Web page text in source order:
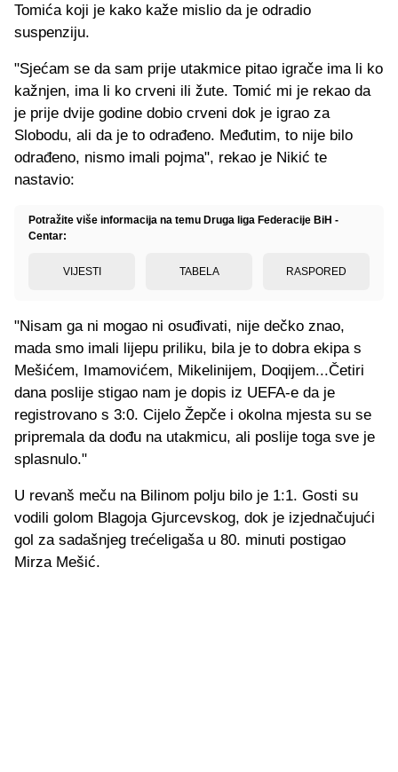
Tomića koji je kako kaže mislio da je odradio
suspenziju.
"Sjećam se da sam prije utakmice pitao igrače ima li ko
kažnjen, ima li ko crveni ili žute. Tomić mi je rekao da
je prije dvije godine dobio crveni dok je igrao za
Slobodu, ali da je to odrađeno. Međutim, to nije bilo
odrađeno, nismo imali pojma", rekao je Nikić te
nastavio:
Potražite više informacija na temu Druga liga Federacije BiH -
Centar:
VIJESTI TABELA RASPORED
"Nisam ga ni mogao ni osuđivati, nije dečko znao,
mada smo imali lijepu priliku, bila je to dobra ekipa s
Mešićem, Imamovićem, Mikelinijem, Doqijem...Četiri
dana poslije stigao nam je dopis iz UEFA-e da je
registrovano s 3:0. Cijelo Žepče i okolna mjesta su se
pripremala da dođu na utakmicu, ali poslije toga sve je
splasnulo."
U revanš meču na Bilinom polju bilo je 1:1. Gosti su
vodili golom Blagoja Gjurcevskog, dok je izjednačujući
gol za sadašnjeg trećeligaša u 80. minuti postigao
Mirza Mešić.